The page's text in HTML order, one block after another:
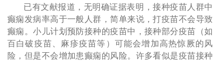
已有文献报道，无明确证据表明，接种疫苗人群中
癫痫发病率高于一般人群，简单来说，打疫苗不会导致
癫痫。小儿计划预防接种的疫苗中，接种部分疫苗（如
百白破疫苗、麻疹疫苗等）可能会增加高热惊厥的风
险，但是不会增加患癫痫的风险。许多看似是疫苗接种